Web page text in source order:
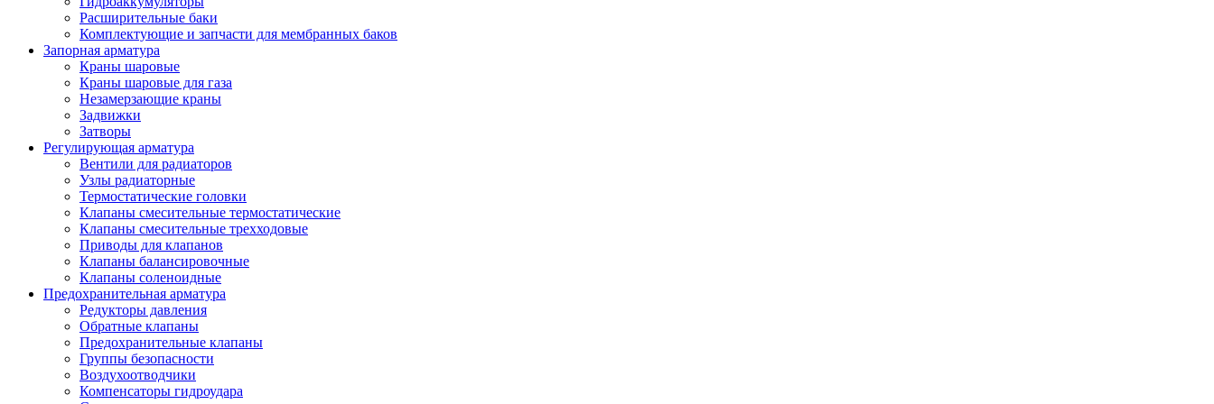
Расширительные баки
Комплектующие и запчасти для мембранных баков
Запорная арматура
Краны шаровые
Краны шаровые для газа
Незамерзающие краны
Задвижки
Затворы
Регулирующая арматура
Вентили для радиаторов
Узлы радиаторные
Термостатические головки
Клапаны смесительные термостатические
Клапаны смесительные трехходовые
Приводы для клапанов
Клапаны балансировочные
Клапаны соленоидные
Предохранительная арматура
Редукторы давления
Обратные клапаны
Предохранительные клапаны
Группы безопасности
Воздухоотводчики
Компенсаторы гидроудара